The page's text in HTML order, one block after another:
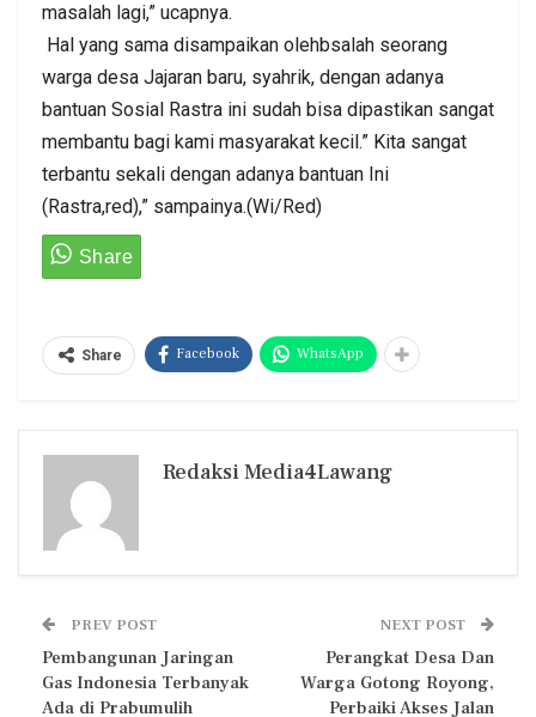
masalah lagi,” ucapnya.
Hal yang sama disampaikan olehbsalah seorang
warga desa Jajaran baru, syahrik, dengan adanya
bantuan Sosial Rastra ini sudah bisa dipastikan sangat
membantu bagi kami masyarakat kecil.” Kita sangat
terbantu sekali dengan adanya bantuan Ini
(Rastra,red),” sampainya.(Wi/Red)
Share Facebook WhatsApp
Redaksi Media4Lawang
PREV POST
Pembangunan Jaringan
Gas Indonesia Terbanyak
Ada di Prabumulih
NEXT POST
Perangkat Desa Dan
Warga Gotong Royong,
Perbaiki Akses Jalan